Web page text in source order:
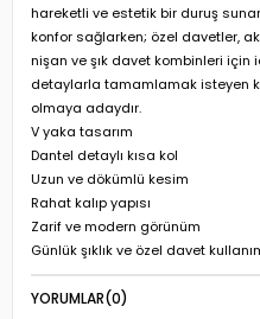
hareketli ve estetik bir duruş
konfor sağlarken; özel davetler,
nişan ve şık davet kombinleri için
detaylarla tamamlamak isteyen
olmaya adaydır.
V yaka tasarım
Dantel detaylı kısa kol
Uzun ve dökümlü kesim
Rahat kalıp yapısı
Zarif ve modern görünüm
Günlük şıklık ve özel davet
YORUMLAR(0)